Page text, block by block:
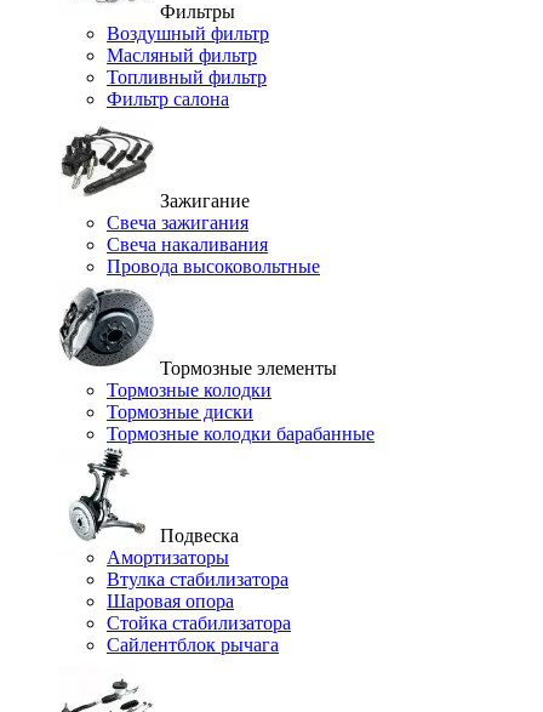
Фильтры
Воздушный фильтр
Масляный фильтр
Топливный фильтр
Фильтр салона
Зажигание
Свеча зажигания
Свеча накаливания
Провода высоковольтные
Тормозные элементы
Тормозные колодки
Тормозные диски
Тормозные колодки барабанные
Подвеска
Амортизаторы
Втулка стабилизатора
Шаровая опора
Стойка стабилизатора
Сайлентблок рычага